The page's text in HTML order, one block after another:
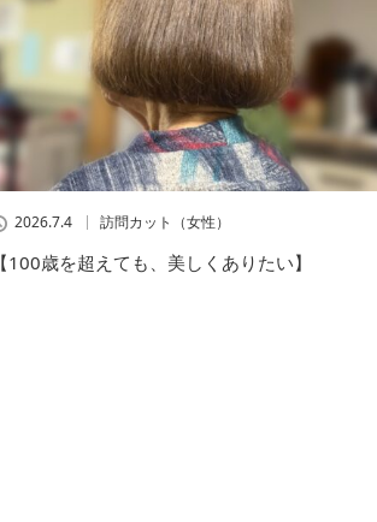
2026.7.4 訪問カット（女性）
【100歳を超えても、美しくありたい】